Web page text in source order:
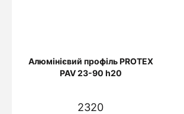
Алюмінієвий профіль PROTEX
PAV 23-90 h20
2320